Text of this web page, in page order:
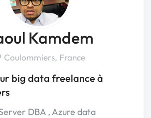
Kamdem
Coulommiers, France
big data freelance à
DBA , Azure data